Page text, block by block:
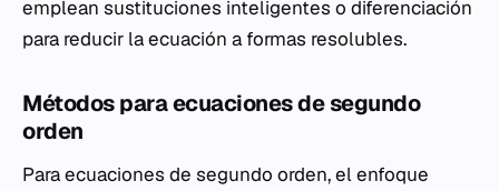
emplean sustituciones inteligentes o diferenciación
para reducir la ecuación a formas resolubles.
Métodos para ecuaciones de segundo
orden
Para ecuaciones de segundo orden, el enfoque